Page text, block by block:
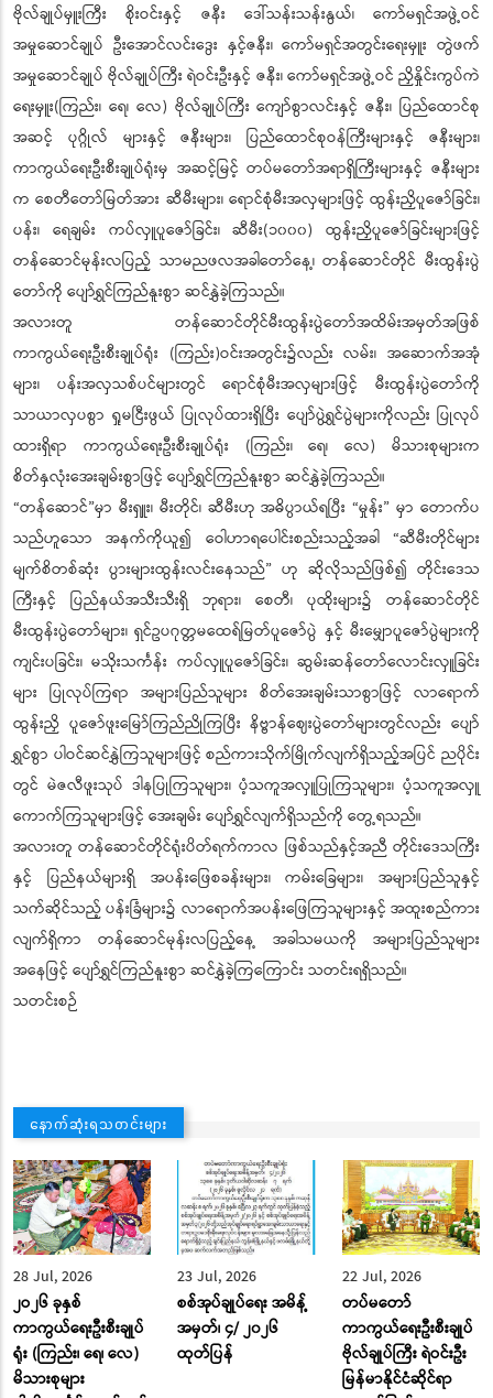
ဗိုလ်ချုပ်မှူးကြီး စိုးဝင်းနှင့် ဇနီး ဒေါ်သန်းသန်းနွယ်၊ ကော်မရှင်အဖွဲ့ဝင်
အမှုဆောင်ချုပ် ဦးအောင်လင်းဒွေး နှင့်ဇနီး၊ ကော်မရှင်အတွင်းရေးမှူး တွဲဖက်
အမှုဆောင်ချုပ် ဗိုလ်ချုပ်ကြီး ရဲဝင်းဦးနှင့် ဇနီး၊ ကော်မရှင်အဖွဲ့ဝင် ညှိနှိုင်းကွပ်ကဲ
ရေးမှူး(ကြည်း၊ ရေ၊ လေ) ဗိုလ်ချုပ်ကြီး ကျော်စွာလင်းနှင့် ဇနီး၊ ပြည်ထောင်စု
အဆင့် ပုဂ္ဂိုလ် များနှင့် ဇနီးများ၊ ပြည်ထောင်စုဝန်ကြီးများနှင့် ဇနီးများ၊
ကာကွယ်ရေးဦးစီးချုပ်ရုံးမှ အဆင့်မြင့် တပ်မတော်အရာရှိကြီးများနှင့် ဇနီးများ
က စေတီတော်မြတ်အား ဆီမီးများ၊ ရောင်စုံမီးအလှများဖြင့် ထွန်းညှိပူဇော်ခြင်း၊
ပန်း၊ ရေချမ်း ကပ်လှူပူဇော်ခြင်း၊ ဆီမီး(၁၀၀၀) ထွန်းညှိပူဇော်ခြင်းများဖြင့်
တန်ဆောင်မုန်းလပြည့် သာမညဖလအခါတော်နေ့၊ တန်ဆောင်တိုင် မီးထွန်းပွဲ
တော်ကို ပျော်ရွှင်ကြည်နူးစွာ ဆင်နွှဲခဲ့ကြသည်။
အလားတူ တန်ဆောင်တိုင်မီးထွန်းပွဲတော်အထိမ်းအမှတ်အဖြစ်
ကာကွယ်ရေးဦးစီးချုပ်ရုံး (ကြည်း)ဝင်းအတွင်း၌လည်း လမ်း၊ အဆောက်အအုံ
များ၊ ပန်းအလှသစ်ပင်များတွင် ရောင်စုံမီးအလှများဖြင့် မီးထွန်းပွဲတော်ကို
သာယာလှပစွာ ရှုမငြီးဖွယ် ပြုလုပ်ထားရှိပြီး ပျော်ပွဲရွှင်ပွဲများကိုလည်း ပြုလုပ်
ထားရှိရာ ကာကွယ်ရေးဦးစီးချုပ်ရုံး (ကြည်း၊ ရေ၊ လေ) မိသားစုများက
စိတ်နှလုံးအေးချမ်းစွာဖြင့် ပျော်ရွှင်ကြည်နူးစွာ ဆင်နွှဲခဲ့ကြသည်။
“တန်ဆောင်”မှာ မီးရှူး၊ မီးတိုင်၊ ဆီမီးဟု အဓိပ္ပာယ်ရပြီး “မှုန်း” မှာ တောက်ပ
သည်ဟူသော အနက်ကိုယူ၍ ဝေါဟာရပေါင်းစည်းသည့်အခါ “ဆီမီးတိုင်များ
မျက်စိတစ်ဆုံး ပွားများထွန်းလင်းနေသည်” ဟု ဆိုလိုသည်ဖြစ်၍ တိုင်းဒေသ
ကြီးနှင့် ပြည်နယ်အသီးသီးရှိ ဘုရား၊ စေတီ၊ ပုထိုးများ၌ တန်ဆောင်တိုင်
မီးထွန်းပွဲတော်များ၊ ရှင်ဥပဂုတ္တမထေရ်မြတ်ပူဇော်ပွဲ နှင့် မီးမျှောပူဇော်ပွဲများကို
ကျင်းပခြင်း၊ မသိုးသင်္ကန်း ကပ်လှူပူဇော်ခြင်း၊ ဆွမ်းဆန်တော်လောင်းလှူခြင်း
များ ပြုလုပ်ကြရာ အများပြည်သူများ စိတ်အေးချမ်းသာစွာဖြင့် လာရောက်
ထွန်းညှိ ပူဇော်ဖူးမြော်ကြည်ညိုကြပြီး နိဗ္ဗာန်ဈေးပွဲတော်များတွင်လည်း ပျော်
ရွှင်စွာ ပါဝင်ဆင်နွှဲကြသူများဖြင့် စည်ကားသိုက်မြိုက်လျက်ရှိသည့်အပြင် ညပိုင်း
တွင် မဲဇလီဖူးသုပ် ဒါနပြုကြသူများ၊ ပံ့သကူအလှူပြုကြသူများ၊ ပံ့သကူအလှူ
ကောက်ကြသူများဖြင့် အေးချမ်း ပျော်ရွှင်လျက်ရှိသည်ကို တွေ့ရသည်။
အလားတူ တန်ဆောင်တိုင်ရုံးပိတ်ရက်ကာလ ဖြစ်သည်နှင့်အညီ တိုင်းဒေသကြီး
နှင့် ပြည်နယ်များရှိ အပန်းဖြေစခန်းများ၊ ကမ်းခြေများ၊ အများပြည်သူနှင့်
သက်ဆိုင်သည့် ပန်းခြံများ၌ လာရောက်အပန်းဖြေကြသူများနှင့် အထူးစည်ကား
လျက်ရှိကာ တန်ဆောင်မုန်းလပြည့်နေ့ အခါသမယကို အများပြည်သူများ
အနေဖြင့် ပျော်ရွှင်ကြည်နူးစွာ ဆင်နွှဲခဲ့ကြကြောင်း သတင်းရရှိသည်။
သတင်းစဉ်
နောက်ဆုံးရသတင်းများ
28 Jul, 2026
၂ဝ၂၆ ခုနှစ်
ကာကွယ်ရေးဦးစီးချုပ်
ရုံး (ကြည်း၊ ရေ၊ လေ)
မိသားစုများ
23 Jul, 2026
စစ်အုပ်ချုပ်ရေး အမိန့်
အမှတ်၊ ၄/ ၂၀၂၆
ထုတ်ပြန်
22 Jul, 2026
တပ်မတော်
ကာကွယ်ရေးဦးစီးချုပ်
ဗိုလ်ချုပ်ကြီး ရဲဝင်းဦး
မြန်မာနိုင်ငံဆိုင်ရာ